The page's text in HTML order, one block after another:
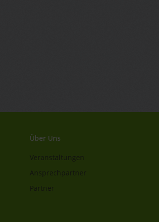
Über Uns
Veranstaltungen
Ansprechpartner
Partner